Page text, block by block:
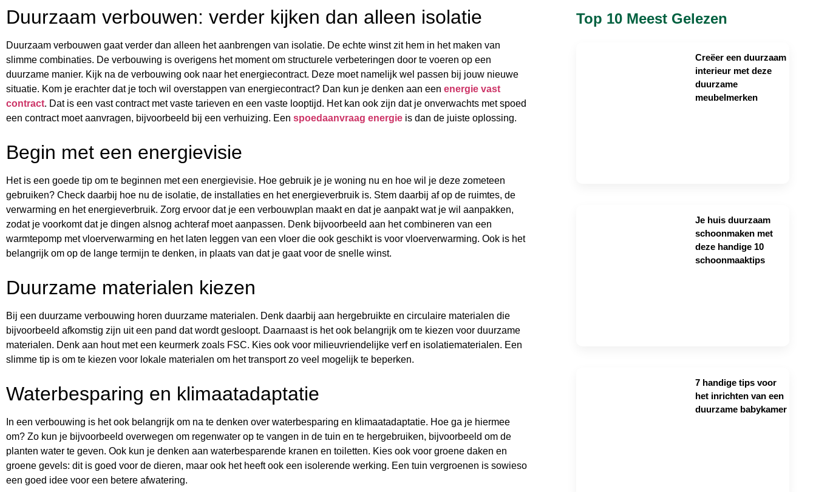
Duurzaam verbouwen: verder kijken dan alleen isolatie
Duurzaam verbouwen gaat verder dan alleen het aanbrengen van isolatie. De echte winst zit hem in het maken van
slimme combinaties. De verbouwing is overigens het moment om structurele verbeteringen door te voeren op een
duurzame manier. Kijk na de verbouwing ook naar het energiecontract. Deze moet namelijk wel passen bij jouw nieuwe
situatie. Kom je erachter dat je toch wil overstappen van energiecontract? Dan kun je denken aan een energie vast
contract. Dat is een vast contract met vaste tarieven en een vaste looptijd. Het kan ook zijn dat je onverwachts met spoed
een contract moet aanvragen, bijvoorbeeld bij een verhuizing. Een spoedaanvraag energie is dan de juiste oplossing.
Begin met een energievisie
Het is een goede tip om te beginnen met een energievisie. Hoe gebruik je je woning nu en hoe wil je deze zometeen
gebruiken? Check daarbij hoe nu de isolatie, de installaties en het energieverbruik is. Stem daarbij af op de ruimtes, de
verwarming en het energieverbruik. Zorg ervoor dat je een verbouwplan maakt en dat je aanpakt wat je wil aanpakken,
zodat je voorkomt dat je dingen alsnog achteraf moet aanpassen. Denk bijvoorbeeld aan het combineren van een
warmtepomp met vloerverwarming en het laten leggen van een vloer die ook geschikt is voor vloerverwarming. Ook is het
belangrijk om op de lange termijn te denken, in plaats van dat je gaat voor de snelle winst.
Duurzame materialen kiezen
Bij een duurzame verbouwing horen duurzame materialen. Denk daarbij aan hergebruikte en circulaire materialen die
bijvoorbeeld afkomstig zijn uit een pand dat wordt gesloopt. Daarnaast is het ook belangrijk om te kiezen voor duurzame
materialen. Denk aan hout met een keurmerk zoals FSC. Kies ook voor milieuvriendelijke verf en isolatiematerialen. Een
slimme tip is om te kiezen voor lokale materialen om het transport zo veel mogelijk te beperken.
Waterbesparing en klimaatadaptatie
In een verbouwing is het ook belangrijk om na te denken over waterbesparing en klimaatadaptatie. Hoe ga je hiermee
om? Zo kun je bijvoorbeeld overwegen om regenwater op te vangen in de tuin en te hergebruiken, bijvoorbeeld om de
planten water te geven. Ook kun je denken aan waterbesparende kranen en toiletten. Kies ook voor groene daken en
groene gevels: dit is goed voor de dieren, maar ook het heeft ook een isolerende werking. Een tuin vergroenen is sowieso
een goed idee voor een betere afwatering.
Top 10 Meest Gelezen
Creëer een duurzaam
interieur met deze
duurzame
meubelmerken
Je huis duurzaam
schoonmaken met
deze handige 10
schoonmaaktips
7 handige tips voor
het inrichten van een
duurzame babykamer